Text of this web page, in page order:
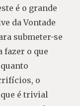
é o grande
da Vontade
submeter-se
fazer o que
o
é trivial